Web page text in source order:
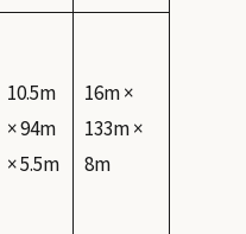
10.5m
× 94m
× 5.5m
16m ×
133m ×
8m